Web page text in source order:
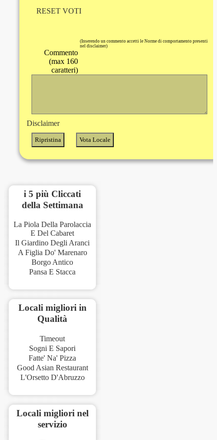
RESET VOTI
(Inserendo un commento accetti le Norme di comportamento presenti
nel disclaimer)
Commento
(max 160
caratteri)
Disclaimer
i 5 più Cliccati
della Settimana
La Piola Della Parolaccia
E Del Cabaret
Il Giardino Degli Aranci
A Figlia Do' Marenaro
Borgo Antico
Pansa E Stacca
Locali migliori in
Qualità
Timeout
Sogni E Sapori
Fatte' Na' Pizza
Good Asian Restaurant
L'Orsetto D'Abruzzo
Locali migliori nel
servizio